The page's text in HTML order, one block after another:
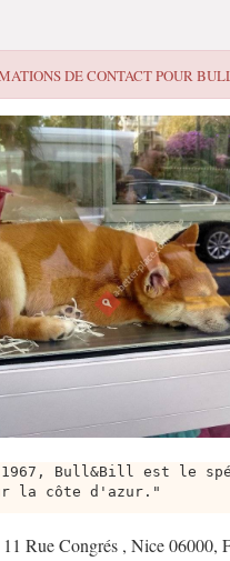
DE CONTACT POUR
1967, Bull&Bill est le
la côte d'azur."
11 Rue Congrés , Nice 06000,